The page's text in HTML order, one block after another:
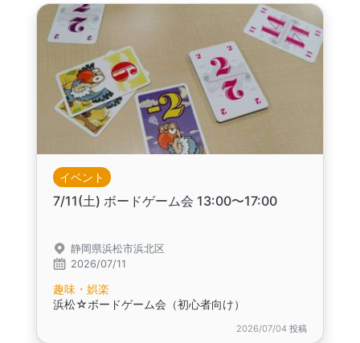
イベント
7/11(土) ボードゲーム会 13:00〜17:00
静岡県浜松市浜北区
2026/07/11
趣味・娯楽
浜松☆ボードゲーム会（初心者向け）
2026/07/04 投稿